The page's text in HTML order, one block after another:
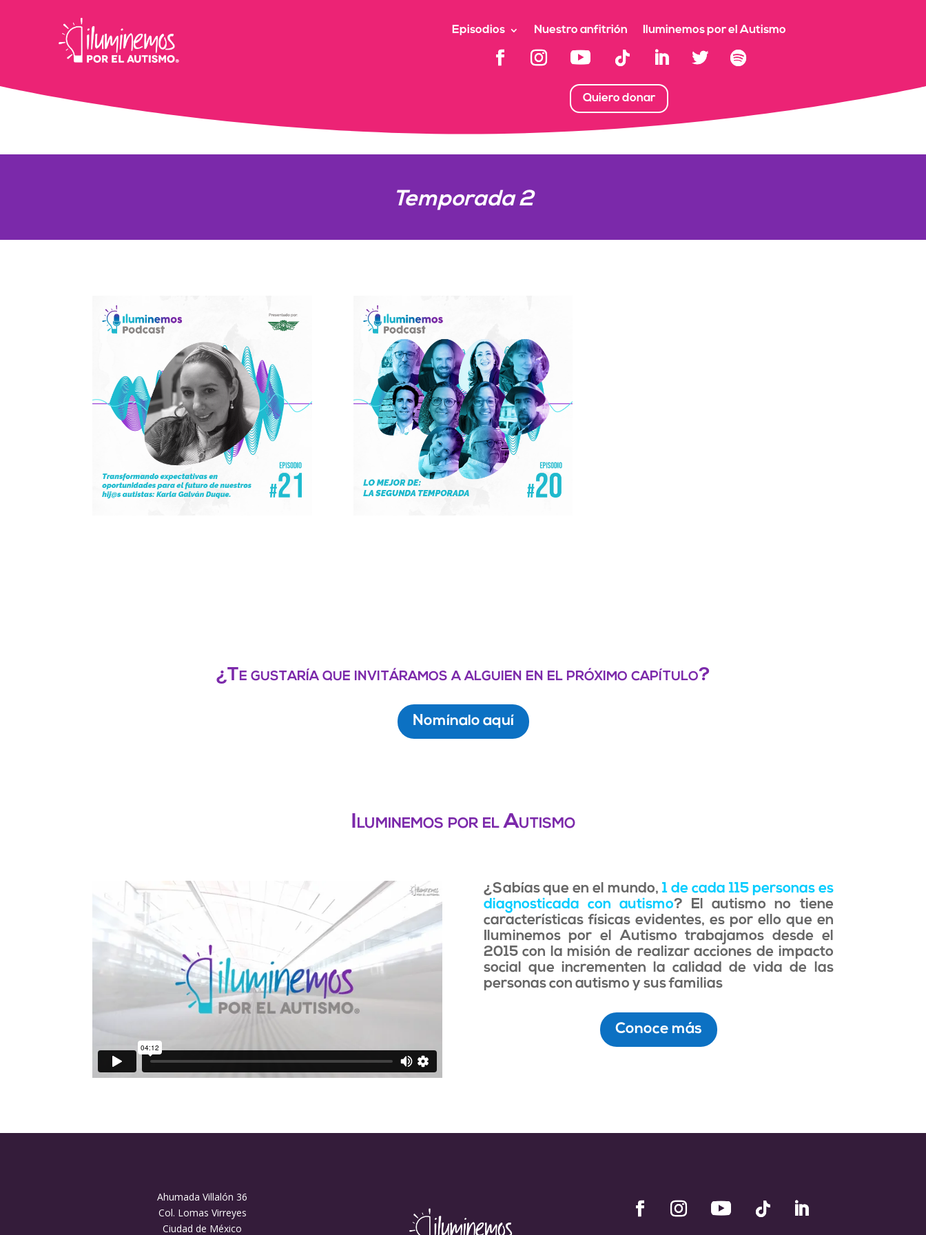
Episodios Nuestro anfitrión Iluminemos por el Autismo
Quiero donar
Temporada 2
¿Te gustaría que invitáramos a alguien en el próximo capítulo?
Nomínalo aquí
Iluminemos por el Autismo
¿Sabías que en el mundo,1 de cada 115 personas es
diagnosticada con autismo? El autismo no tiene
características físicas evidentes, es por ello que en
Iluminemos por el Autismo trabajamos desde el
2015 con la misión de realizar acciones de impacto
social que incrementen la calidad de vida de las
personas con autismo y sus familias
Conoce más
Ahumada Villalón 36
Col. Lomas Virreyes
Ciudad de México